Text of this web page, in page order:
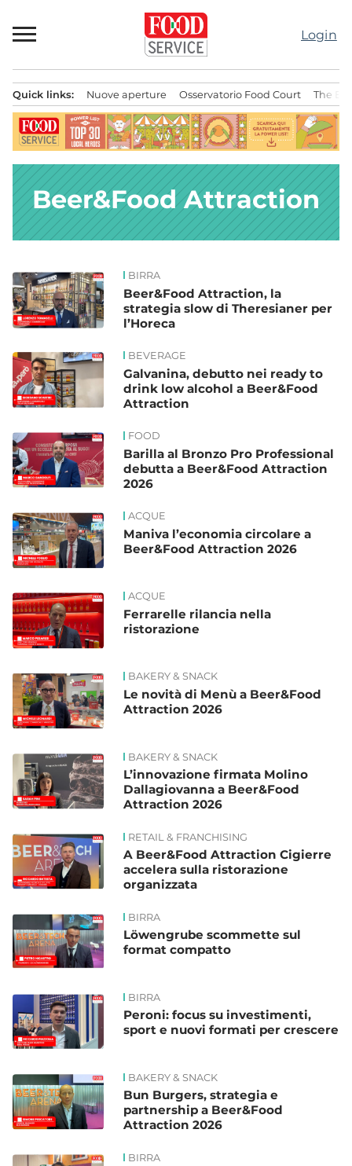
al
contenuto
Login
principale
Quick links: Nuove aperture Osservatorio Food Court The
Beer&Food Attraction
News BIRRA
Beer&Food Attraction, la
strategia slow di Theresianer per
l’Horeca
BEVERAGE
Galvanina, debutto nei ready to
drink low alcohol a Beer&Food
Attraction
FOOD
Barilla al Bronzo Pro Professional
debutta a Beer&Food Attraction
2026
ACQUE
Maniva l’economia circolare a
Beer&Food Attraction 2026
ACQUE
Ferrarelle rilancia nella
ristorazione
BAKERY & SNACK
Le novità di Menù a Beer&Food
Attraction 2026
BAKERY & SNACK
L’innovazione firmata Molino
Dallagiovanna a Beer&Food
Attraction 2026
RETAIL & FRANCHISING
A Beer&Food Attraction Cigierre
accelera sulla ristorazione
organizzata
BIRRA
Löwengrube scommette sul
format compatto
BIRRA
Peroni: focus su investimenti,
sport e nuovi formati per crescere
BAKERY & SNACK
Bun Burgers, strategia e
partnership a Beer&Food
Attraction 2026
BIRRA